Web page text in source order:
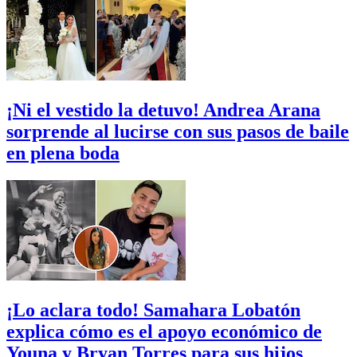
¡Ni el vestido la detuvo! Andrea Arana
sorprende al lucirse con sus pasos de baile
en plena boda
¡Lo aclara todo! Samahara Lobatón
explica cómo es el apoyo económico de